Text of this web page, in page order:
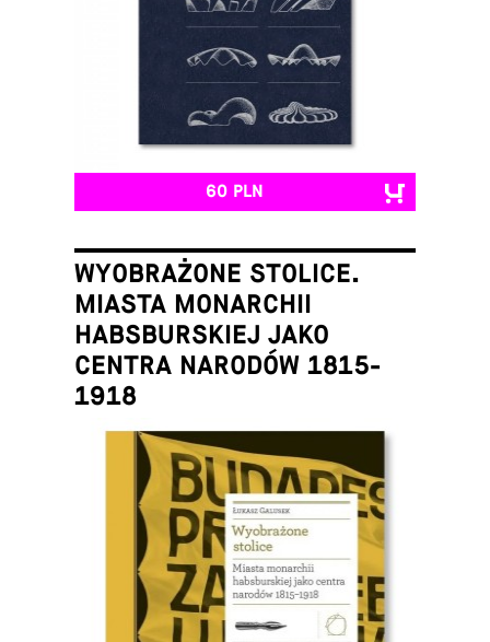
60 PLN
WYOBRAŻONE STOLICE.
MIASTA MONARCHII
HABSBURSKIEJ JAKO
CENTRA NARODÓW 1815-
1918
Łukasz Galusek